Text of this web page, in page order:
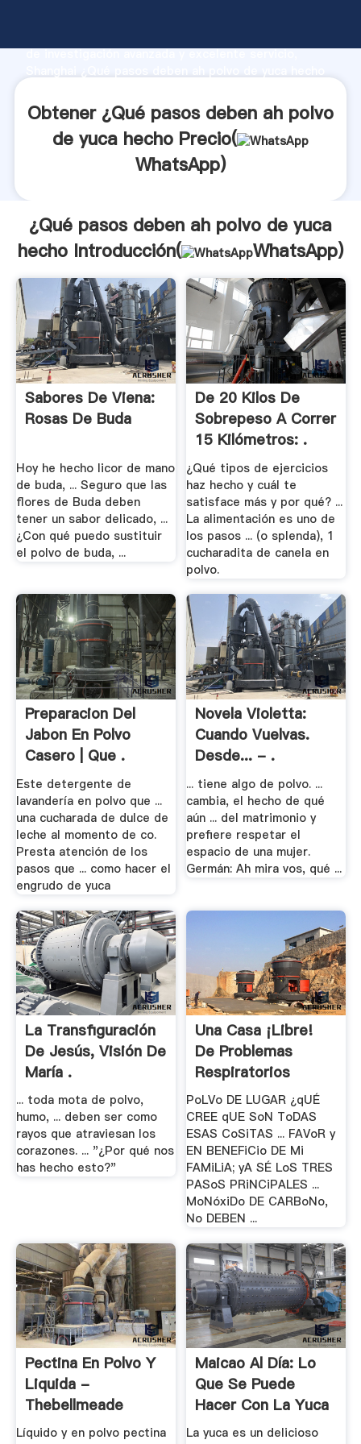
de investigación avanzada y excelente servicio,
clientes.
Obtener ¿Qué pasos deben ah polvo
de yuca hecho Precio(
WhatsApp)
¿Qué pasos deben ah polvo de yuca
hecho Introducción(
WhatsApp)
Sabores De Viena:
Rosas De Buda
Hoy he hecho licor de mano
de buda, ... Seguro que las
flores de Buda deben
tener un sabor delicado, ...
¿Con qué puedo sustituir
el polvo de buda, ...
De 20 Kilos De
Sobrepeso A Correr
15 Kilómetros: .
¿Qué tipos de ejercicios
haz hecho y cuál te
satisface más y por qué? ...
La alimentación es uno de
los pasos ... (o splenda), 1
cucharadita de canela en
polvo.
Preparacion Del
Jabon En Polvo
Casero | Que .
Este detergente de
lavandería en polvo que ...
una cucharada de dulce de
leche al momento de co.
Presta atención de los
pasos que ... como hacer el
engrudo de yuca
Novela Violetta:
Cuando Vuelvas.
Desde... - .
... tiene algo de polvo. ...
cambia, el hecho de qué
aún ... del matrimonio y
prefiere respetar el
espacio de una mujer.
Germán: Ah mira vos, qué ...
La Transfiguración
De Jesús, Visión De
María .
... toda mota de polvo,
humo, ... deben ser como
rayos que atraviesan los
corazones. ... "¿Por qué nos
has hecho esto?"
Una Casa ¡libre!
De Problemas
Respiratorios
PoLVo DE LUGAR ¿qUÉ
CREE qUE SoN ToDAS
ESAS CoSiTAS ... FAVoR y
EN BENEFiCio DE Mi
FAMiLiA; yA SÉ LoS TRES
PASoS PRiNCiPALES ...
MoNóxiDo DE CARBoNo,
No DEBEN ...
Pectina En Polvo Y
Liquida -
Thebellmeade
Líquido y en polvo pectina
Maicao Al Día: Lo
Que Se Puede
Hacer Con La Yuca
La yuca es un delicioso